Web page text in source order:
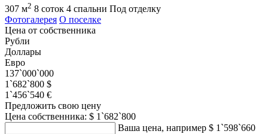
307 м2 8 соток 4 спальни Под отделку
Фотогалерея О поселке
Цена от собственника
Рубли
Доллары
Евро
137`000`000
1`682`800 $
1`456`540 €
Предложить свою цену
Цена собственника: $ 1`682`800
Ваша цена, например $ 1`598`660